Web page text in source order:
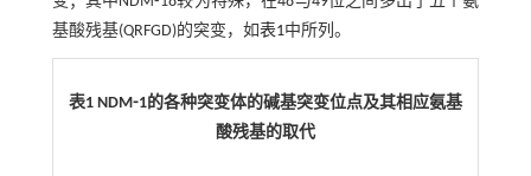
基酸残基(QRFGD)的突变，如表1中所列。
表1 NDM⁃1的各种突变体的碱基突变位点及其相应氨基
酸残基的取代